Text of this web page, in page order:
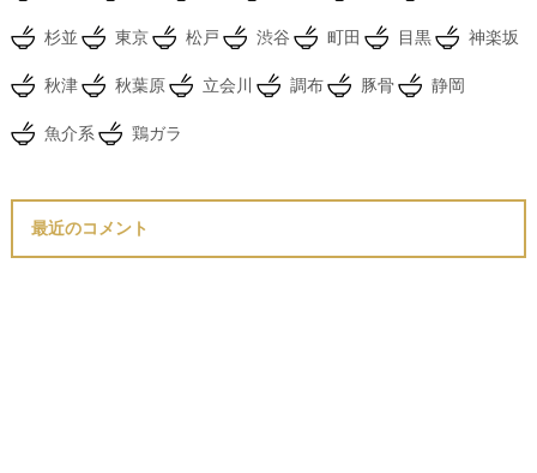
杉並 東京 松戸 渋谷 町田 目黒 神楽坂
秋津 秋葉原 立会川 調布 豚骨 静岡
魚介系 鶏ガラ
最近のコメント